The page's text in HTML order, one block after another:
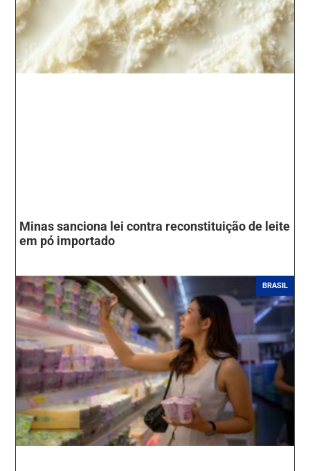
Minas sanciona lei contra reconstituição de leite
em pó importado
BRASIL